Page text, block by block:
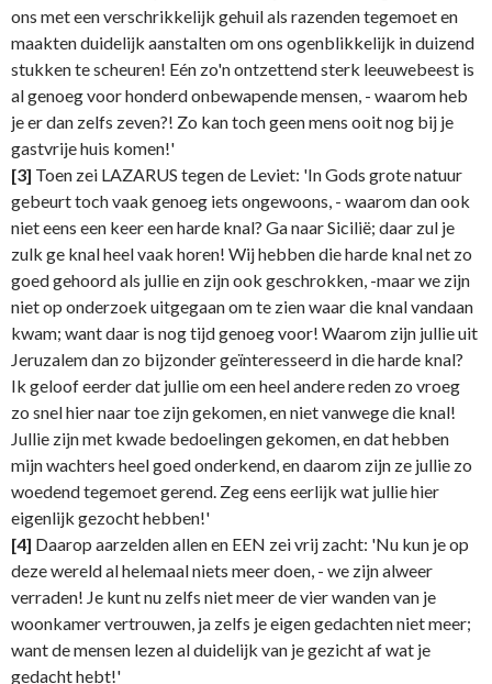
ons met een verschrikkelijk gehuil als razenden tegemoet en
maakten duidelijk aanstalten om ons ogenblikkelijk in duizend
stukken te scheuren! Eén zo'n ontzettend sterk leeuwebeest is
al genoeg voor honderd onbewapende mensen, - waarom heb
je er dan zelfs zeven?! Zo kan toch geen mens ooit nog bij je
gastvrije huis komen!'
[3] Toen zei LAZARUS tegen de Leviet: 'In Gods grote natuur
gebeurt toch vaak genoeg iets ongewoons, - waarom dan ook
niet eens een keer een harde knal? Ga naar Sicilië; daar zul je
zulk ge knal heel vaak horen! Wij hebben die harde knal net zo
goed gehoord als jullie en zijn ook geschrokken, -maar we zijn
niet op onderzoek uitgegaan om te zien waar die knal vandaan
kwam; want daar is nog tijd genoeg voor! Waarom zijn jullie uit
Jeruzalem dan zo bijzonder geïnteresseerd in die harde knal?
Ik geloof eerder dat jullie om een heel andere reden zo vroeg
zo snel hier naar toe zijn gekomen, en niet vanwege die knal!
Jullie zijn met kwade bedoelingen gekomen, en dat hebben
mijn wachters heel goed onderkend, en daarom zijn ze jullie zo
woedend tegemoet gerend. Zeg eens eerlijk wat jullie hier
eigenlijk gezocht hebben!'
[4] Daarop aarzelden allen en EEN zei vrij zacht: 'Nu kun je op
deze wereld al helemaal niets meer doen, - we zijn alweer
verraden! Je kunt nu zelfs niet meer de vier wanden van je
woonkamer vertrouwen, ja zelfs je eigen gedachten niet meer;
want de mensen lezen al duidelijk van je gezicht af wat je
gedacht hebt!'